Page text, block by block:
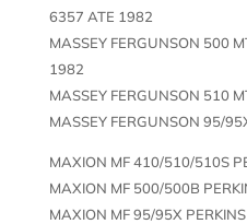
6357 ATE 1982
MASSEY FERGUNSON 500
1982
MASSEY FERGUNSON 510
MASSEY FERGUNSON 95/
MAXION MF 410/510/510S
MAXION MF 500/500B
MAXION MF 95/95X